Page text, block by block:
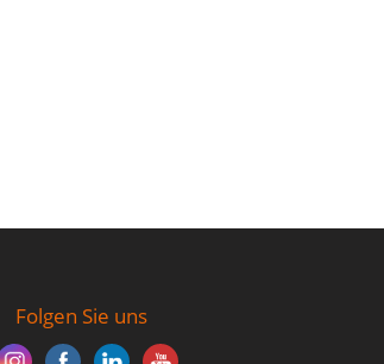
Folgen Sie uns